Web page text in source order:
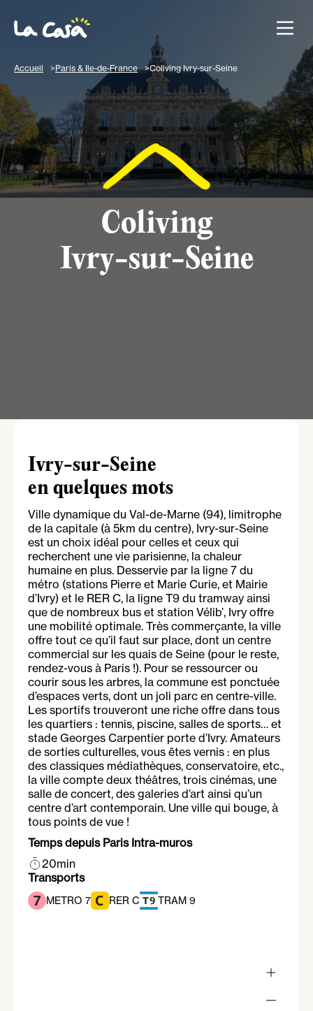
Accueil Paris & Ile-de-France Coliving Ivry-sur-Seine
Coliving
Ivry-sur-Seine
Ivry-sur-Seine
en quelques mots
Ville dynamique du Val-de-Marne (94), limitrophe
de la capitale (à 5km du centre), Ivry-sur-Seine
est un choix idéal pour celles et ceux qui
recherchent une vie parisienne, la chaleur
humaine en plus. Desservie par la ligne 7 du
métro (stations Pierre et Marie Curie, et Mairie
d’Ivry) et le RER C, la ligne T9 du tramway ainsi
que de nombreux bus et station Vélib’, Ivry offre
une mobilité optimale. Très commerçante, la ville
offre tout ce qu’il faut sur place, dont un centre
commercial sur les quais de Seine (pour le reste,
rendez-vous à Paris !). Pour se ressourcer ou
courir sous les arbres, la commune est ponctuée
d’espaces verts, dont un joli parc en centre-ville.
Les sportifs trouveront une riche offre dans tous
les quartiers : tennis, piscine, salles de sports… et
stade Georges Carpentier porte d’Ivry. Amateurs
de sorties culturelles, vous êtes vernis : en plus
des classiques médiathèques, conservatoire, etc.,
la ville compte deux théâtres, trois cinémas, une
salle de concert, des galeries d’art ainsi qu’un
centre d’art contemporain. Une ville qui bouge, à
tous points de vue !
Temps depuis Paris Intra-muros
20min
Transports
METRO 7 RER C TRAM 9